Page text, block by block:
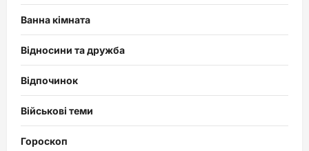
Ванна кімната
Відносини та дружба
Відпочинок
Військові теми
Гороскоп